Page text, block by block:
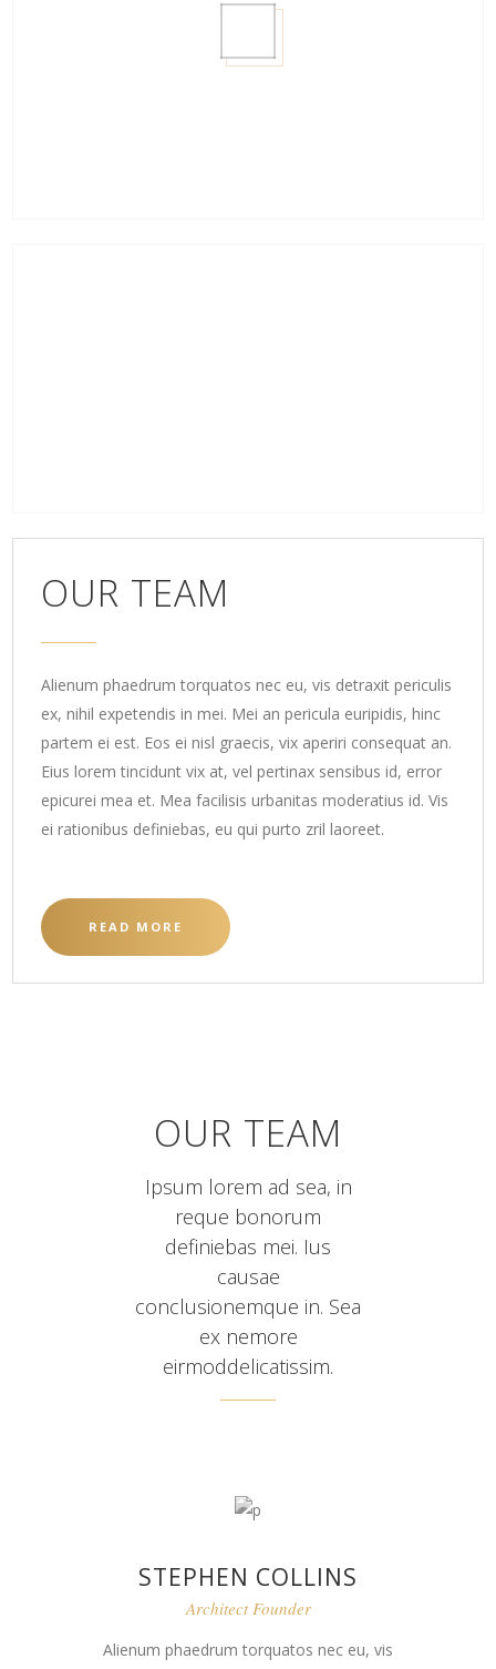
OUR TEAM
Alienum phaedrum torquatos nec eu, vis detraxit periculis
ex, nihil expetendis in mei. Mei an pericula euripidis, hinc
partem ei est. Eos ei nisl graecis, vix aperiri consequat an.
Eius lorem tincidunt vix at, vel pertinax sensibus id, error
epicurei mea et. Mea facilisis urbanitas moderatius id. Vis
ei rationibus definiebas, eu qui purto zril laoreet.
READ MORE
OUR TEAM
Ipsum lorem ad sea, in
reque bonorum
definiebas mei. Ius
causae
conclusionemque in. Sea
ex nemore
eirmoddelicatissim.
STEPHEN COLLINS
Architect Founder
Alienum phaedrum torquatos nec eu, vis